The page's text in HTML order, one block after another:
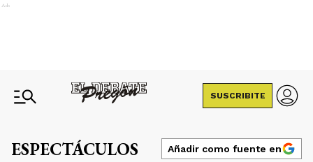
Ads
SUSCRIBITE
ESPECTÁCULOS Añadir como fuente en